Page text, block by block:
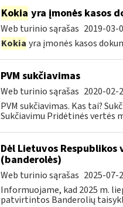
Kokia yra įmonės kasos
Web turinio sąrašas 2019-03-
Kokia yra įmonės kasos
PVM sukčiavimas
Web turinio sąrašas 2020-02-
PVM sukčiavimas. Kas tai?
Sukčiavimu Pridėtinės vertės
Dėl Lietuvos
(banderolės)
Web turinio sąrašas 2025-07-
Informuojame, kad 2025 m.
patvirtintos Banderolių